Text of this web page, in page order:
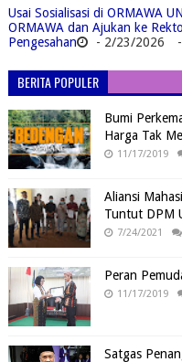
Usai Sosialisasi di ORMAWA
ORMAWA dan Ajukan ke
Pengesahan
- 2/23/2026
BERITA POPULER
Bumi
Harga Tak
11/17/2019
Aliansi
Tuntut DPM
7/24/2021
Peran
11/17/2019
Satgas